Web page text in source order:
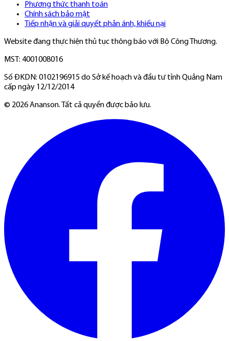
Phương thức thanh toán
Chính sách bảo mật
Tiếp nhận và giải quyết phản ánh, khiếu nại
Website đang thực hiện thủ tục thông báo với Bộ Công Thương.
MST: 4001008016
Số ĐKDN: 0102196915 do Sở kế hoạch và đầu tư tỉnh Quảng Nam
cấp ngày 12/12/2014
© 2026Ananson. Tất cả quyền được bảo lưu.